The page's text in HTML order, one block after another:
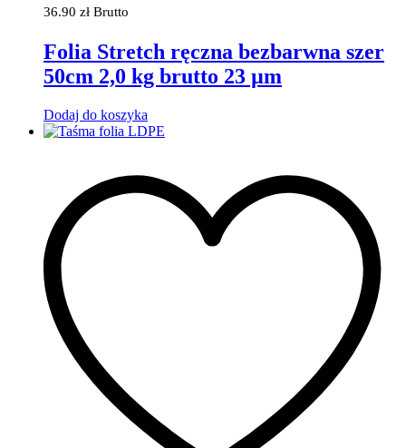
36.90 zł Brutto
Folia Stretch ręczna bezbarwna szer
50cm 2,0 kg brutto 23 µm
Dodaj do koszyka